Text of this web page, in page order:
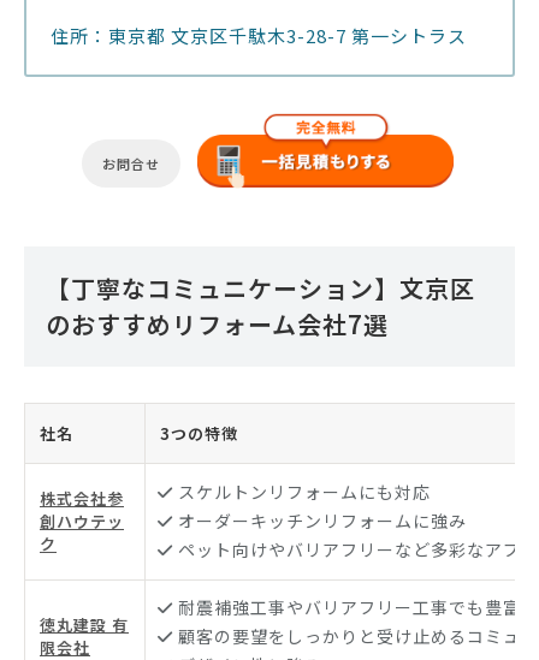
住所：東京都 文京区千駄木3-28-7 第一シトラス
お問合せ
【丁寧なコミュニケーション】文京区
のおすすめリフォーム会社7選
社名 3つの特徴
株式会社参
創ハウテッ
ク
スケルトンリフォームにも対応
オーダーキッチンリフォームに強み
ペット向けやバリアフリーなど多彩なアプ
徳丸建設 有
限会社
耐震補強工事やバリアフリー工事でも豊富
顧客の要望をしっかりと受け止めるコミュ